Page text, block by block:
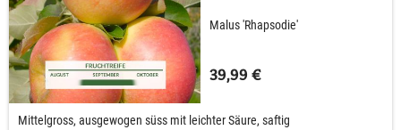
Malus 'Rhapsodie'
39,99 €
Mittelgross, ausgewogen süss mit leichter Säure, saftig